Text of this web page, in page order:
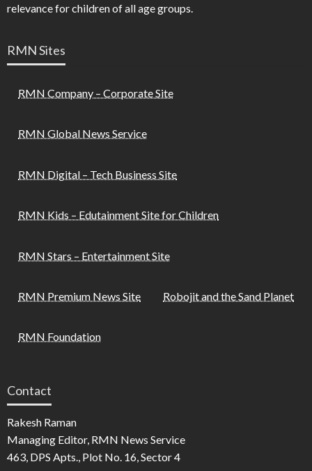
relevance for children of all age groups.
RMN Sites
RMN Company – Corporate Site
RMN Global News Service
RMN Digital – Tech Business Site
RMN Kids – Edutainment Site for Children
RMN Stars – Entertainment Site
RMN Premium News Site Robojit and the Sand Planet
RMN Foundation
Contact
Rakesh Raman
Managing Editor, RMN News Service
463, DPS Apts., Plot No. 16, Sector 4